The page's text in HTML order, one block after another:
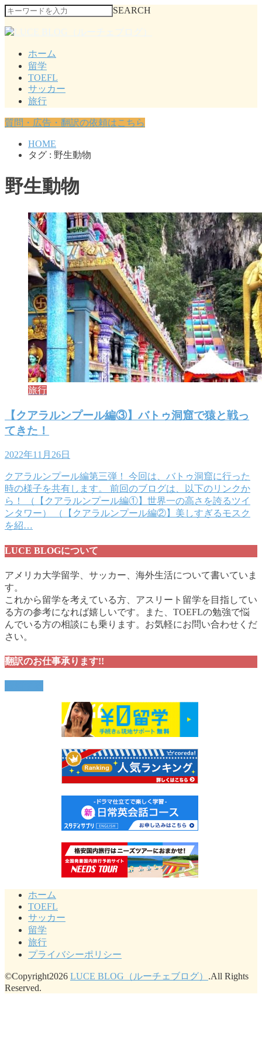
SEARCH
ホーム
留学
TOEFL
サッカー
旅行
質問・広告・翻訳の依頼はこちら
HOME
タグ : 野生動物
野生動物
旅行
【クアラルンプール編③】バトゥ洞窟で猿と戦っ
てきた！
2022年11月26日
クアラルンプール編第三弾！ 今回は、バトゥ洞窟に行った
時の様子を共有します。 前回のブログは、以下のリンクか
ら！ （【クアラルンプール編①】世界一の高さを誇るツイ
ンタワー） （【クアラルンプール編②】美しすぎるモスク
を紹…
LUCE BLOGについて
アメリカ大学留学、サッカー、海外生活について書いていま
す。
これから留学を考えている方、アスリート留学を目指してい
る方の参考になれば嬉しいです。また、TOEFLの勉強で悩
んでいる方の相談にも乗ります。お気軽にお問い合わせくだ
さい。
翻訳のお仕事承ります!!
ホーム
TOEFL
サッカー
留学
旅行
プライバシーポリシー
©Copyright2026 LUCE BLOG（ルーチェブログ） .All Rights
Reserved.